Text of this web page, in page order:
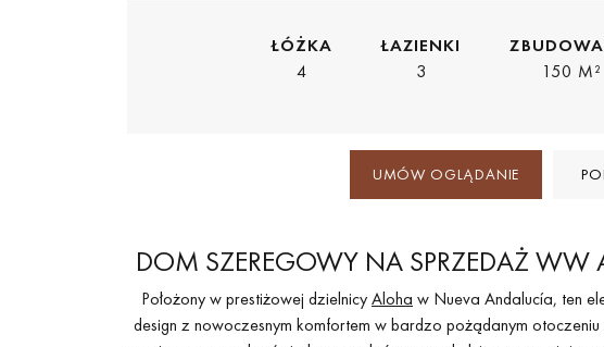
ŁÓŻKA
4
ŁAZIENKI
3
150 M²
UMÓW OGLĄDANIE
DOM SZEREGOWY NA SPRZEDAŻ
Położony w prestiżowej dzielnicyAloha w Nueva Andalucía, ten
design z nowoczesnym komfortem w bardzo pożądanym